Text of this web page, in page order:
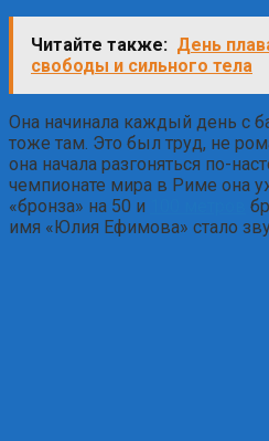
Читайте также: День
свободы и сильного тела
Она начинала каждый день с
тоже там. Это был труд, не
она начала разгоняться по-
чемпионате мира в Риме она
«бронза» на 50 и
имя «Юлия Ефимова» стало